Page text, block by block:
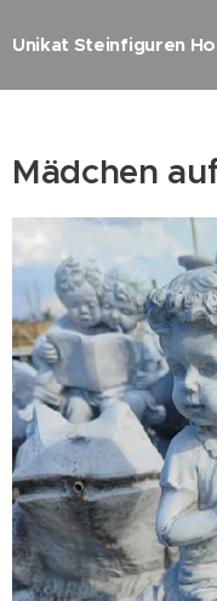
Unikat Steinfiguren
Mädchen